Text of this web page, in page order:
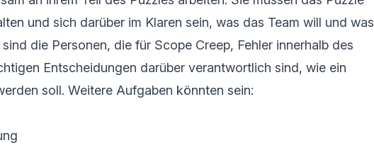
und sich darüber im Klaren sein, was das Team will und was
die Personen, die für Scope Creep, Fehler innerhalb des
Entscheidungen darüber verantwortlich sind, wie ein
soll. Weitere Aufgaben könnten sein: